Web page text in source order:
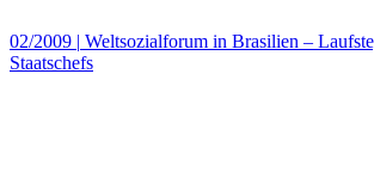
02/2009 | Weltsozialforum in Brasilien –
Staatschefs